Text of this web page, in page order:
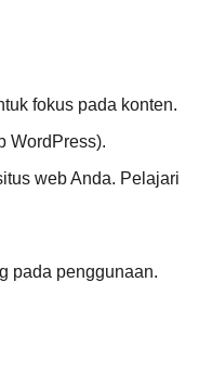
fokus pada konten.
WordPress).
web Anda. Pelajari
pada penggunaan.